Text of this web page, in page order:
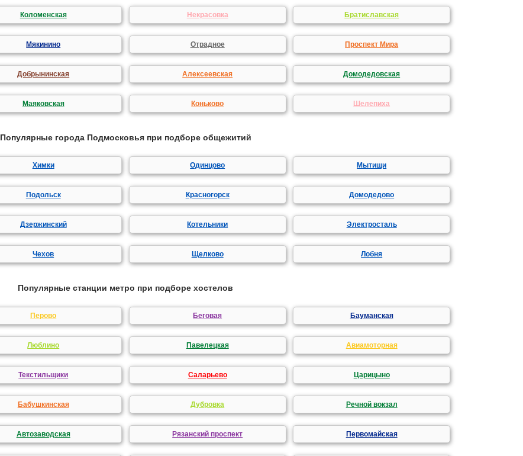
Коломенская Некрасовка Братиславская
Мякинино Отрадное Проспект Мира
Добрынинская Алексеевская Домодедовская
Маяковская Коньково Шелепиха
Популярные города Подмосковья при подборе общежитий
Химки Одинцово Мытищи
Подольск Красногорск Домодедово
Дзержинский Котельники Электросталь
Чехов Щелково Лобня
Популярные станции метро при подборе хостелов
Перово Беговая Бауманская
Люблино Павелецкая Авиамоторная
Текстильщики Саларьево Царицыно
Бабушкинская Дубровка Речной вокзал
Автозаводская Рязанский проспект Первомайская